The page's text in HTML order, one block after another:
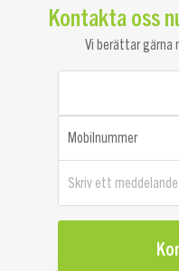
Kontakta oss
Vi berättar gärna
Mobilnummer
Skriv ett meddelande